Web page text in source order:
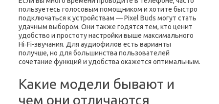
пользуетесь голосовым помощником и хотите быстро
подключаться к устройствам — Pixel Buds могут стать
удачным выбором. Они также годятся тем, кто ценит
удобство и простоту настройки выше максимального
Hi‑Fi-звучания. Для аудиофилов есть варианты
получше, но для большинства пользователей
сочетание функций и удобства окажется оптимальным.
Какие модели бывают и
чем они отличаются